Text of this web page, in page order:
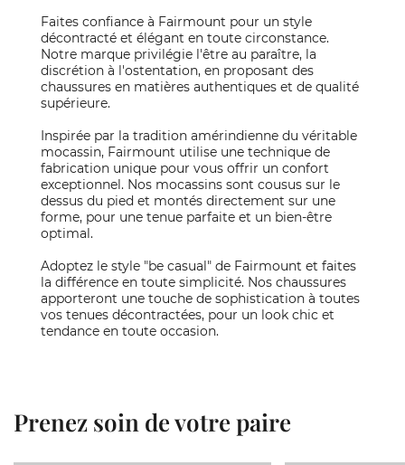
Faites confiance à Fairmount pour un style
décontracté et élégant en toute circonstance.
Notre marque privilégie l'être au paraître, la
discrétion à l'ostentation, en proposant des
chaussures en matières authentiques et de qualité
supérieure.
Inspirée par la tradition amérindienne du véritable
mocassin, Fairmount utilise une technique de
fabrication unique pour vous offrir un confort
exceptionnel. Nos mocassins sont cousus sur le
dessus du pied et montés directement sur une
forme, pour une tenue parfaite et un bien-être
optimal.
Adoptez le style "be casual" de Fairmount et faites
la différence en toute simplicité. Nos chaussures
apporteront une touche de sophistication à toutes
vos tenues décontractées, pour un look chic et
tendance en toute occasion.
Prenez soin de votre paire